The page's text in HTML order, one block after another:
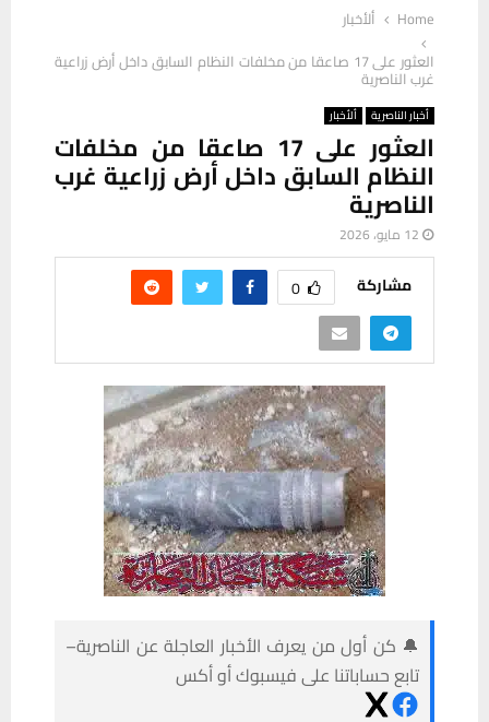
Home
ألأخبار
العثور على 17 صاعقا من مخلفات النظام السابق داخل أرض زراعية
غرب الناصرية
أخبار الناصرية ألأخبار
العثور على 17 صاعقا من مخلفات
النظام السابق داخل أرض زراعية غرب
الناصرية
12 مايو، 2026
مشاركة 0
🔔 كن أول من يعرف الأخبار العاجلة عن الناصرية–
تابع حساباتنا على فيسبوك أو أكس